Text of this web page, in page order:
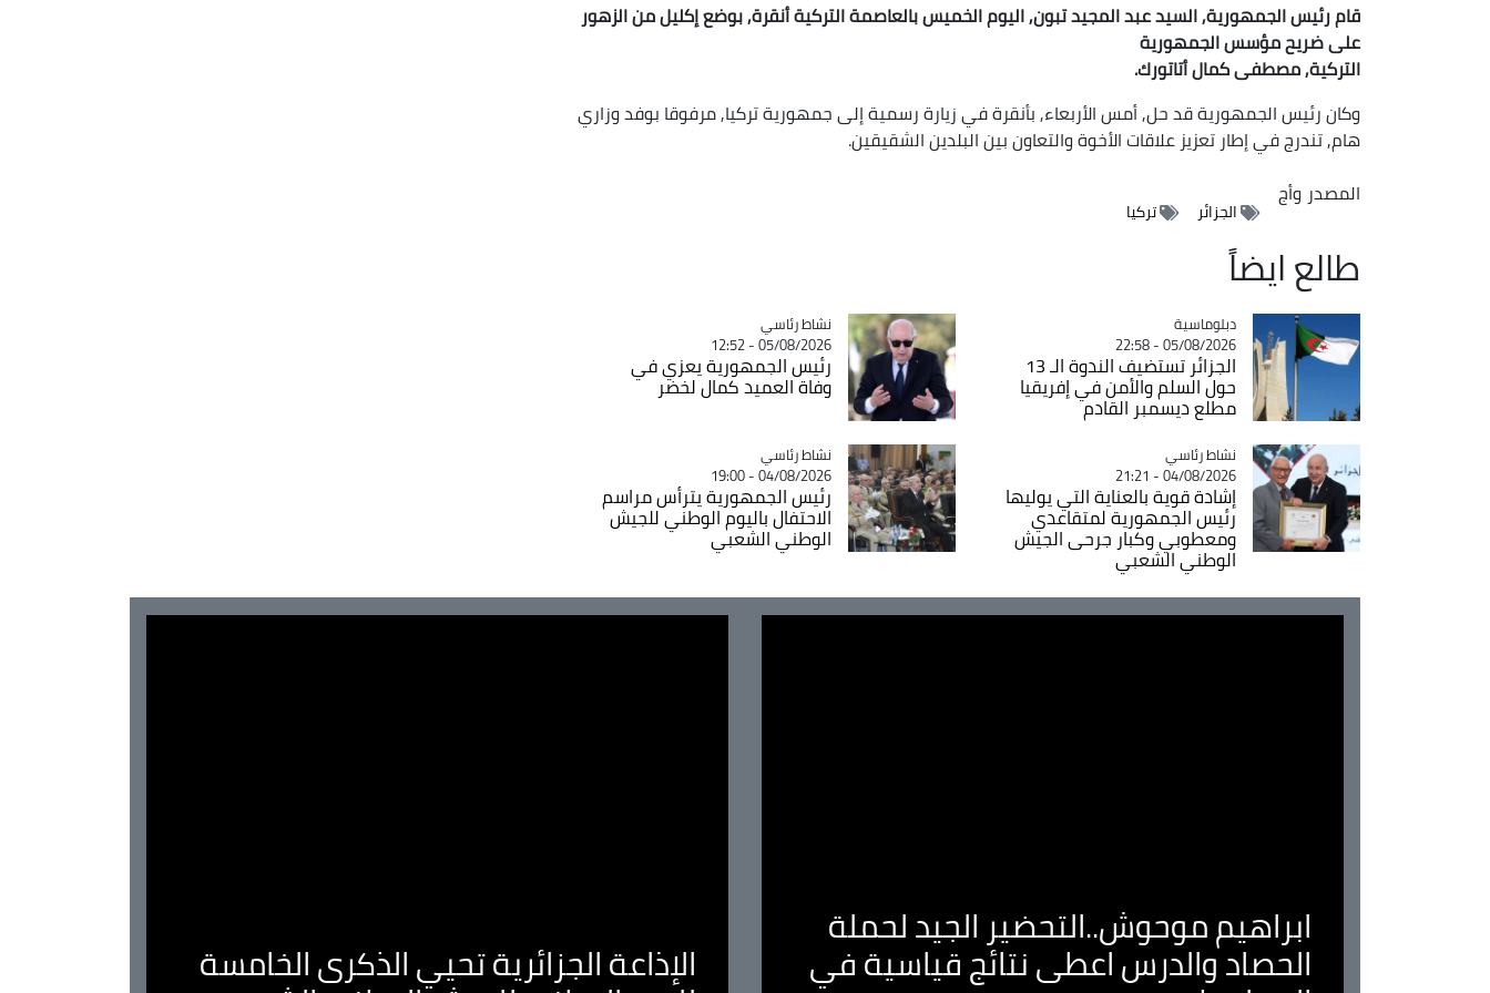
قام رئيس الجمهورية, السيد عبد المجيد تبون, اليوم الخميس بالعاصمة التركية أنقرة, بوضع إكليل من الزهور
على ضريح مؤسس الجمهورية
التركية, مصطفى كمال أتاتورك.
وكان رئيس الجمهورية قد حل, أمس الأربعاء, بأنقرة في زيارة رسمية إلى جمهورية تركيا, مرفوقا بوفد وزاري
هام, تندرج في إطار تعزيز علاقات الأخوة والتعاون بين البلدين الشقيقين.
المصدر وأج
الجزائر تركيا
طالع ايضاً
Catégorie
دبلوماسية
05/08/2026 - 22:58
الجزائر تستضيف الندوة الـ 13
حول السلم والأمن في إفريقيا
مطلع ديسمبر القادم
Catégorie
نشاط رئاسي
05/08/2026 - 12:52
رئيس الجمهورية يعزي في
وفاة العميد كمال لخضر
Catégorie
نشاط رئاسي
04/08/2026 - 21:21
إشادة قوية بالعناية التي يوليها
رئيس الجمهورية لمتقاعدي
ومعطوبي وكبار جرحى الجيش
الوطني الشعبي
Catégorie
نشاط رئاسي
04/08/2026 - 19:00
رئيس الجمهورية يترأس مراسم
الاحتفال باليوم الوطني للجيش
الوطني الشعبي
ابراهيم موحوش..التحضير الجيد لحملة
الحصاد والدرس اعطى نتائج قياسية في الإذاعة الجزائرية تحيي الذكرى الخامسة